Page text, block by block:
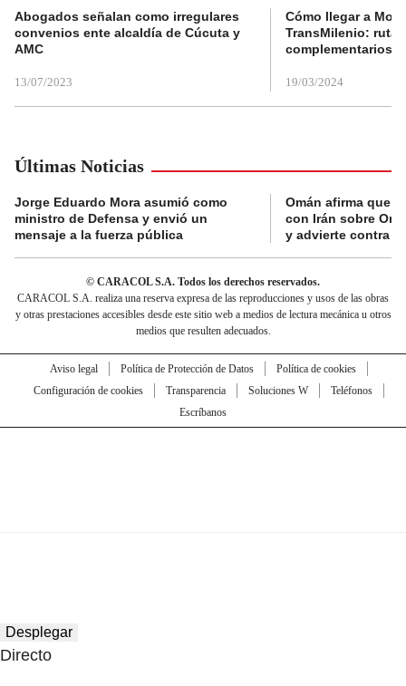
Abogados señalan como irregulares
convenios ente alcaldía de Cúcuta y
AMC
13/07/2023
Cómo llegar a
TransMilenio:
complementarios
19/03/2024
Últimas Noticias
Jorge Eduardo Mora asumió como
ministro de Defensa y envió un
mensaje a la fuerza pública
Omán afirma que
con Irán sobre
y advierte contra
© CARACOL S.A. Todos los derechos reservados.
CARACOL S.A. realiza una reserva expresa de las reproducciones y usos de las obras
y otras prestaciones accesibles desde este sitio web a medios de lectura mecánica u otros
medios que resulten adecuados.
Aviso legal Política de Protección de Datos
Política de cookies
Configuración de cookies
Transparencia Soluciones W
Teléfonos
Escríbanos
Desplegar
Directo